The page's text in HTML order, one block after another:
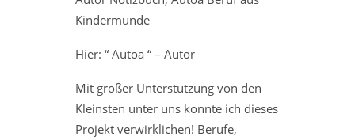
Kindermunde
Hier: “ Autoa “ – Autor
Mit großer Unterstützung von den
Kleinsten unter uns konnte ich dieses
Projekt verwirklichen! Berufe,